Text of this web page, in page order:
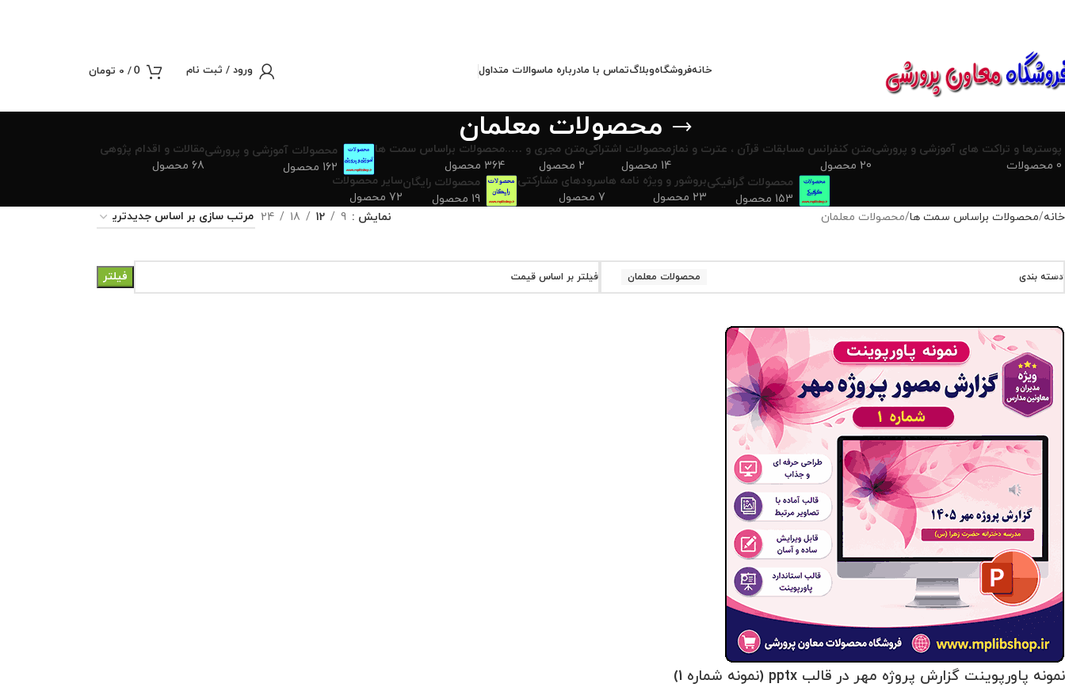
خانهفروشگاهوبلاگتماس با مادرباره ماسوالات متداول ورود / ثبت نام 0
/
0 تومان
محصولات معلمان
پوسترها و تراکت های آموزشی و پرورشی
0 محصولات
متن کنفرانس مسابقات قرآن ، عترت و نماز
20 محصول
محصولات اشتراکی
14 محصول
متن مجری و …..
2 محصول
محصولات براساس سمت ها
364 محصول
محصولات آموزشی و پرورشی
162 محصول
مقالات و اقدام پژوهی
68 محصول
محصولات گرافیکی
153 محصول
بروشور و ویژه نامه ها
23 محصول
سرودهای مشارکتی
7 محصول
محصولات رایگان
19 محصول
سایر محصولات
72 محصول
خانه محصولات براساس سمت ها محصولات معلمان نمایش 9
12
18
24
دسته بندی محصولات معلمان فیلتر بر اساس قیمت فیلتر
نمونه پاورپوینت گزارش پروژه مهر در قالب pptx (نمونه شماره 1)